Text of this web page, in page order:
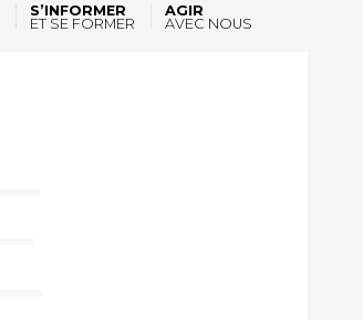
S’INFORMER
ET SE FORMER
AGIR
AVEC NOUS